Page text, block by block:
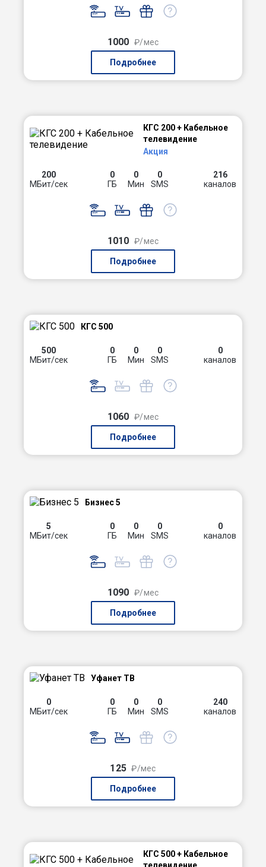
1000 ₽/мес
Подробнее
КГС 200 + Кабельное
телевидение
Акция
200
МБит/сек
0
ГБ
0
Мин
0
SMS
216
каналов
1010 ₽/мес
Подробнее
КГС 500
500
МБит/сек
0
ГБ
0
Мин
0
SMS
0
каналов
1060 ₽/мес
Подробнее
Бизнес 5
5
МБит/сек
0
ГБ
0
Мин
0
SMS
0
каналов
1090 ₽/мес
Подробнее
Уфанет ТВ
0
МБит/сек
0
ГБ
0
Мин
0
SMS
240
каналов
125 ₽/мес
Подробнее
КГС 500 + Кабельное